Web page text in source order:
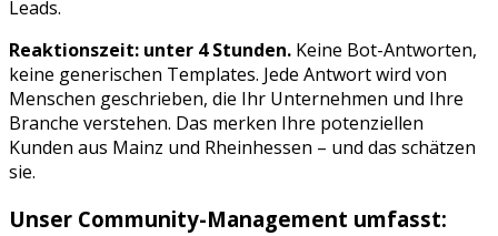
Leads.
Reaktionszeit: unter 4 Stunden. Keine Bot-Antworten,
keine generischen Templates. Jede Antwort wird von
Menschen geschrieben, die Ihr Unternehmen und Ihre
Branche verstehen. Das merken Ihre potenziellen
Kunden aus Mainz und Rheinhessen – und das schätzen
sie.
Unser Community-Management umfasst: